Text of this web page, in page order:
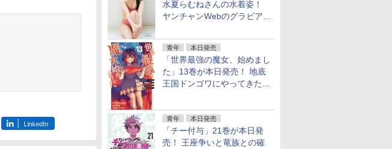
水夏らむねさんの水着姿！
ヤンチャンWebのグラビア公
青年 本日発売
「世界最強の魔女、始めまし
た」13巻が本日発売！ 地底
王国ドンゴワにやってきたロ
青年 本日発売
「チー付与」21巻が本日発
売！ 王座争いと竜族との確
LinkedIn